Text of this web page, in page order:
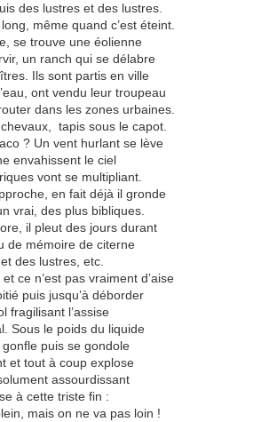
des lustres et des lustres.
même quand c’est éteint.
se trouve une éolienne
un ranch qui se délabre
Ils sont partis en ville
ont vendu leur troupeau
dans les zones urbaines.
tapis sous le capot.
? Un vent hurlant se lève
envahissent le ciel
vont se multipliant.
en fait déjà il gronde
vrai, des plus bibliques.
il pleut des jours durant
de mémoire de citerne
des lustres, etc.
ce n’est pas vraiment d’aise
puis jusqu’à déborder
fragilisant l’assise
Sous le poids du liquide
puis se gondole
et tout à coup explose
assourdissant
à cette triste fin :
mais on ne va pas loin !